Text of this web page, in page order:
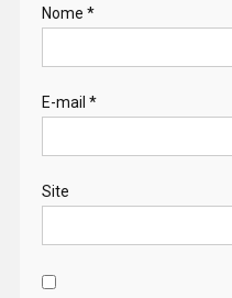
Nome *
E-mail *
Site